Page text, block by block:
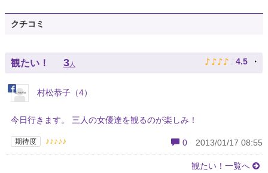
クチコミ
観たい！ 3人 ♪ ♪ ♪ ♪ ♪ 4.5
村松恭子（4）
今日行きます。 三人の女優達を観るのが楽しみ！
期待度 ♪♪♪♪♪ 0 2013/01/17 08:55
観たい！一覧へ